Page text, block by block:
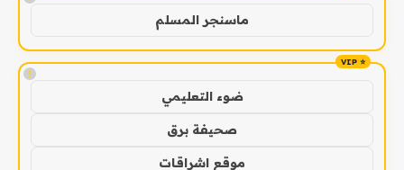
ماسنجر المسلم
!
ضوء التعليمي
صحيفة برق
موقع اشراقات